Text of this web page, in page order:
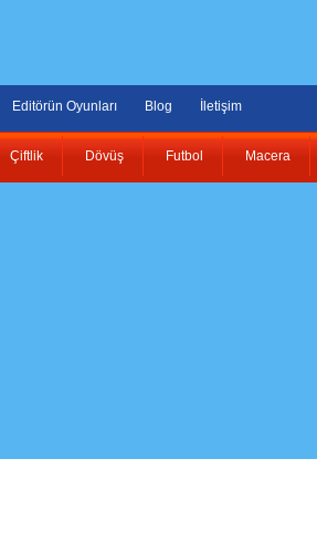
Editörün Oyunları Blog İletişim
Çiftlik Dövüş Futbol Macera